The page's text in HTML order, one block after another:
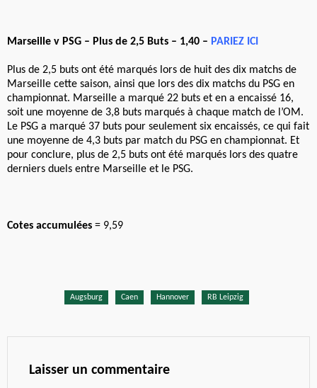
Marseille v PSG – Plus de 2,5 Buts – 1,40 – PARIEZ ICI
Plus de 2,5 buts ont été marqués lors de huit des dix matchs de
Marseille cette saison, ainsi que lors des dix matchs du PSG en
championnat. Marseille a marqué 22 buts et en a encaissé 16,
soit une moyenne de 3,8 buts marqués à chaque match de l’OM.
Le PSG a marqué 37 buts pour seulement six encaissés, ce qui fait
une moyenne de 4,3 buts par match du PSG en championnat. Et
pour conclure, plus de 2,5 buts ont été marqués lors des quatre
derniers duels entre Marseille et le PSG.
Cotes accumulées = 9,59
Augsburg Caen Hannover RB Leipzig
Laisser un commentaire